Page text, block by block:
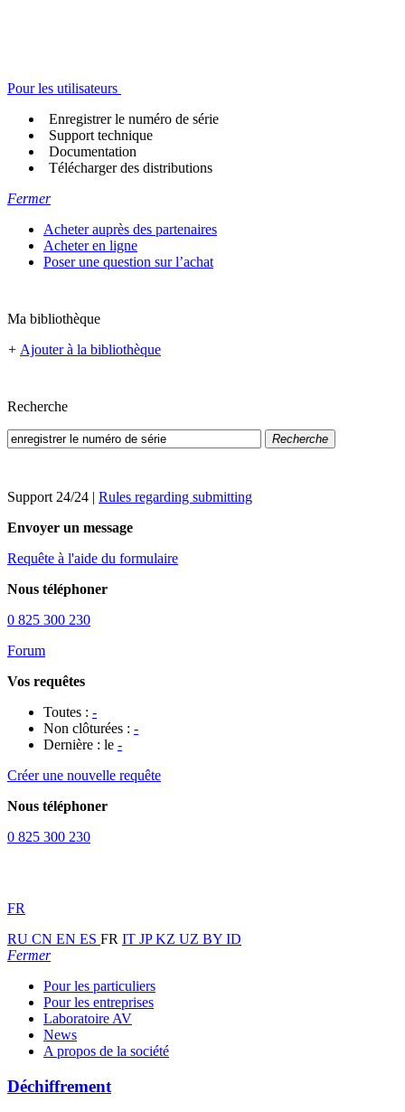
Pour les utilisateurs
Enregistrer le numéro de série
Support technique
Documentation
Télécharger des distributions
Fermer
Acheter auprès des partenaires
Acheter en ligne
Poser une question sur l’achat
Ma bibliothèque
+ Ajouter à la bibliothèque
Recherche
Recherche
Support 24/24 | Rules regarding submitting
Envoyer un message
Requête à l'aide du formulaire
Nous téléphoner
0 825 300 230
Forum
Vos requêtes
Toutes : -
Non clôturées : -
Dernière : le -
Créer une nouvelle requête
Nous téléphoner
0 825 300 230
FR
RU CN EN ES FR IT JPKZ UZ BY ID
Fermer
Pour les particuliers
Pour les entreprises
Laboratoire AV
News
A propos de la société
Déchiffrement